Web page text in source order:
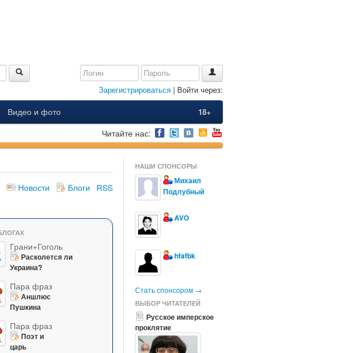
Зарегистрироваться | Войти через:
18+
Видео и фото
Читайте нас:
Новости Блоги RSS
Грани+Гоголь
Расколется ли
Украина?
Пара фраз
Аншлюс
Пушкина
Пара фраз
Поэт и
царь
НАШИ СПОНСОРЫ
Михаил
Подлубный
AVO
hfafbk
Стать спонсором →
ВЫБОР ЧИТАТЕЛЕЙ
Русское имперское
проклятие